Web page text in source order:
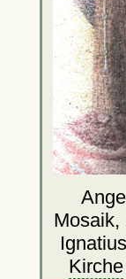
Mosaik,
Kirche